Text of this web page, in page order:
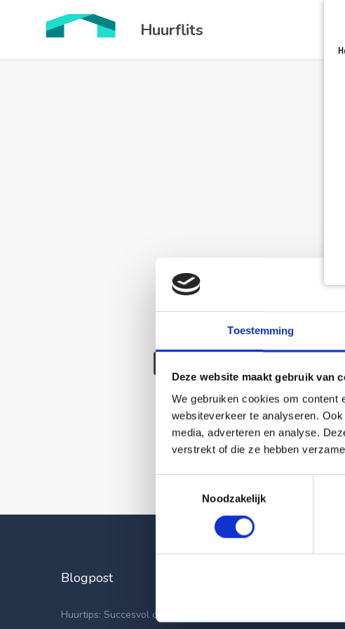
Toestemming
Deze website maakt gebruik van
We gebruiken cookies om content
websiteverkeer te analyseren.
media, adverteren en analyse.
verstrekt of die ze hebben
Noodzakelijk
Huurflits
Deze
Blogpost
Huurtips: Succesvol op zoek naar een nieuwe